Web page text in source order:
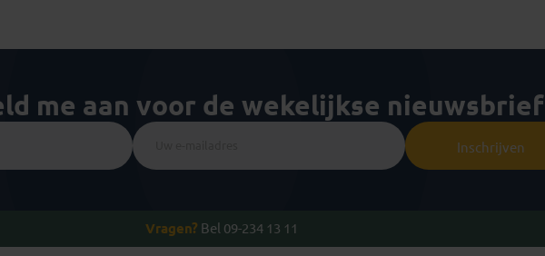
me aan voor de wekelijkse nieuwsbrief
Inschrijven
Vragen? Bel 09-234 13 11